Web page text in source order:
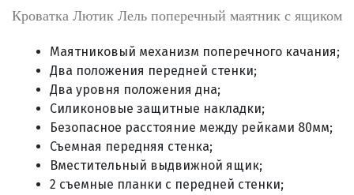
Кроватка Лютик Лель поперечный маятник с ящиком
Маятниковый механизм поперечного качания;
Два положения передней стенки;
Два уровня положения дна;
Силиконовые защитные накладки;
Безопасное расстояние между рейками 80мм;
Съемная передняя стенка;
Вместительный выдвижной ящик;
2 съемные планки с передней стенки;